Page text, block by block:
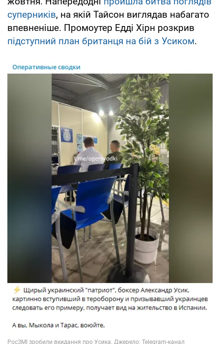
суперників, на якій Тайсон виглядав набагато
впевненіше. Промоутер Едді Хірн розкрив
підступний план британця на бій з Усиком.